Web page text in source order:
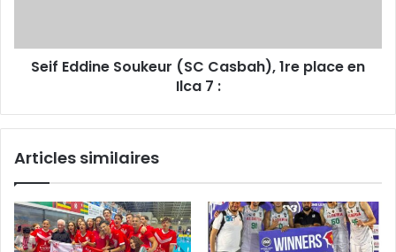
Ilca
Seif Eddine Soukeur (SC Casbah), 1re place en
Ilca 7 :
Articles similaires